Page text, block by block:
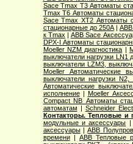
Sace Tmax T3 Автоматы
Tmax T6 Автоматы
Sace Tmax XT2 Автоматы
стационарные до 250А|
к Tmax | ABB Sace
DPX-I Автоматы
Moeller NZM диагностика |
выключатели нагрузки LN1
выключатели LZM3,
Moeller Автоматические
выключатели нагрузки
Автоматические
исполнение| Moeller
Compact NB Автоматы
автоматам | Schneider
Контакторы. Тепловые и
модульные и аксессуары
аксессуары|ABB
времени| ABB Тепловые